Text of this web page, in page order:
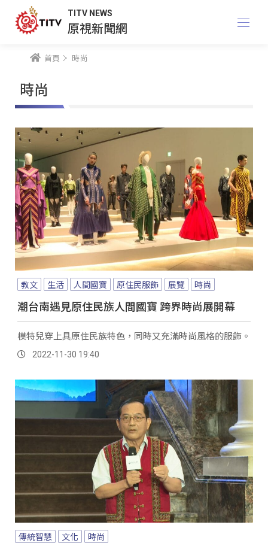
TITV NEWS
原視新聞網
首頁 時尚
時尚
教文 生活 人間國寶 原住民服飾 展覽 時尚
潮台南遇見原住民族人間國寶 跨界時尚展開幕
模特兒穿上具原住民族特色，同時又充滿時尚風格的服飾。
2022-11-30 19:40
傳統智慧 文化 時尚